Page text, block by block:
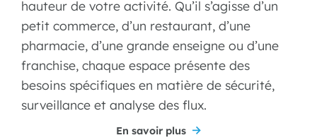
hauteur de votre activité. Qu’il s’agisse d’un
petit commerce, d’un restaurant, d’une
pharmacie, d’une grande enseigne ou d’une
franchise, chaque espace présente des
besoins spécifiques en matière de sécurité,
surveillance et analyse des flux.
En savoir plus